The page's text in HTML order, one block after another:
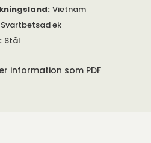
: Vietnam
Svartbetsad ek
: Stål
information som PDF